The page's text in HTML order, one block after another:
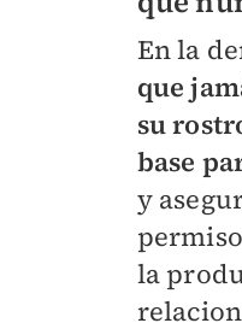
En la
que
su
base
y
la